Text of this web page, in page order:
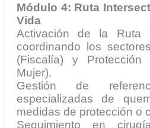
Módulo 4: Ruta
Vida
Activación de la Ruta
coordinando los
(Fiscalía) y Protección
Mujer).
Gestión de
especializadas de
medidas de protección o
Seguimiento en